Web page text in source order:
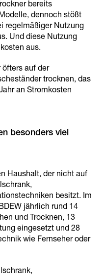
bereits
dennoch stößt
regelmäßiger Nutzung
Und diese Nutzung
aus.
öfters auf der
trocknen, das
an Stromkosten
besonders viel
Haushalt, der nicht auf
besitzt. Im
jährlich rund 14
und Trocknen, 13
eingesetzt und 28
wie Fernseher oder